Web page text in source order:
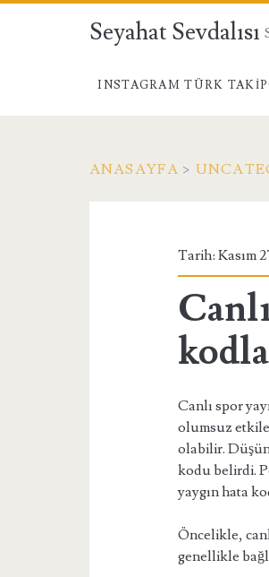
Seyahat Sevdalısı
INSTAGRAM TÜRK
ANASAYFA >
Tarih: Kasım
Canlı spor
olumsuz
olabilir.
kodu belirdi.
yaygın hata
Öncelikle,
genellikle